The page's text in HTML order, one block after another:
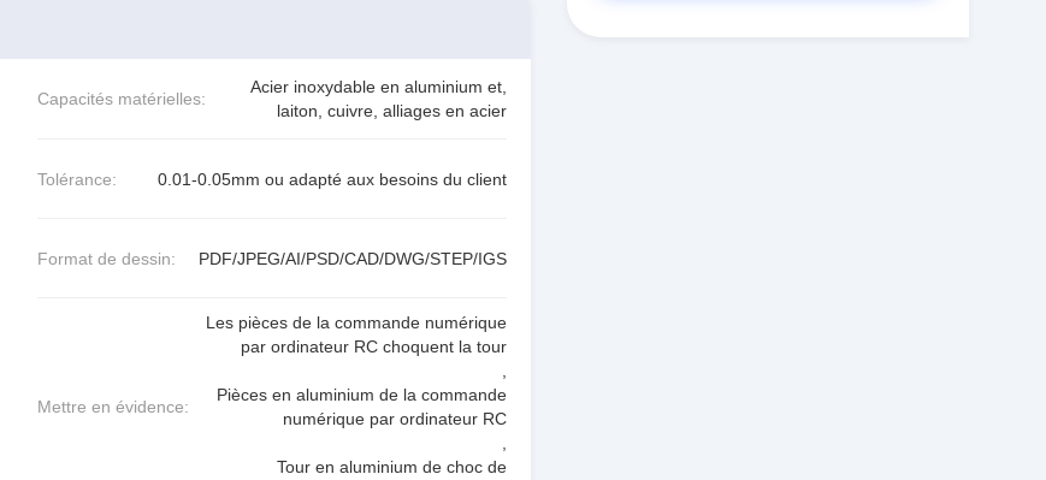
Capacités matérielles:
Acier inoxydable en aluminium et,
laiton, cuivre, alliages en acier
Tolérance: 0.01-0.05mm ou adapté aux besoins du client
Format de dessin: PDF/JPEG/AI/PSD/CAD/DWG/STEP/IGS
Mettre en évidence:
Les pièces de la commande numérique
par ordinateur RC choquent la tour
Pièces en aluminium de la commande
numérique par ordinateur RC
Tour en aluminium de choc de